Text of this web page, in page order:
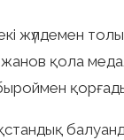
жүлдемен
қола